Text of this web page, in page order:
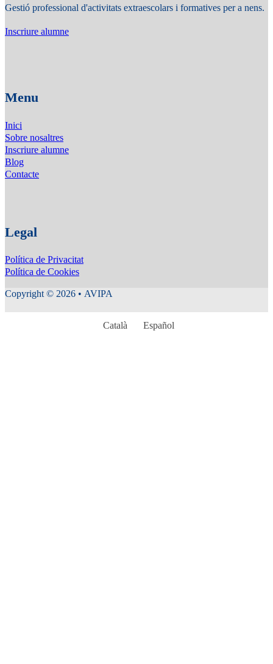
Gestió professional d'activitats extraescolars i formatives per a nens.
Inscriure alumne
Menu
Inici
Sobre nosaltres
Inscriure alumne
Blog
Contacte
Legal
Política de Privacitat
Política de Cookies
Copyright © 2026 • AVIPA
Català Español